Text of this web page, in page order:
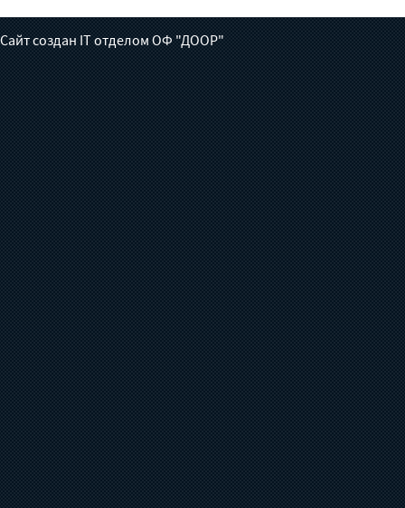
на себя борьбу с
туберкулезом?
Сайт создан IT отделом ОФ "ДООР"